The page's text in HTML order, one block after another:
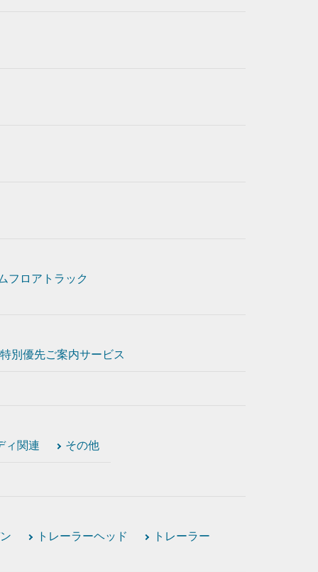
フロアトラック
特別優先ご案内サービス
ィ関連 その他
トレーラーヘッド
トレーラー